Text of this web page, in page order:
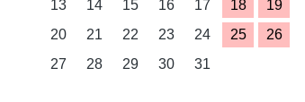
13
14 15 16 17 18
19
20
21 22 23 24 25
26
27
28 29 30 31